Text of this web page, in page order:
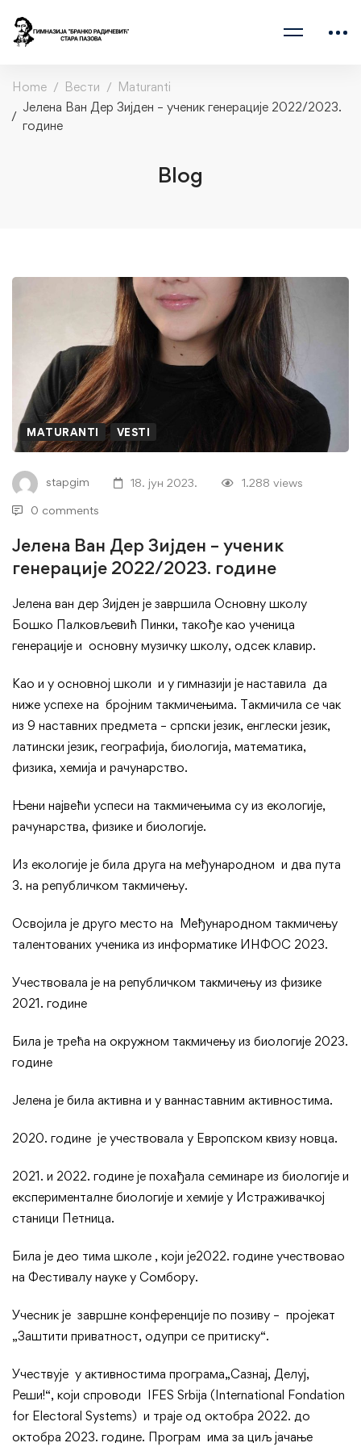
Home Вести
Maturanti
Јелена Ван Дер Зијден – ученик генерације 2022/2023.
године
Blog
Дер
Зијден
–
ученик
генерације
2022/2023.
године
MATURANTI VESTI
stapgim 18. јун 2023. 1.288 views
0 comments
Јелена Ван Дер Зијден – ученик
генерације 2022/2023. године
Јелена ван дер Зијден је завршила Основну школу
Бошко Палковљевић Пинки, такође као ученица
генерације и основну музичку школу, одсек клавир.
Као и у основној школи и у гимназији је наставила да
ниже успехе на бројним такмичењима. Такмичила се чак
из 9 наставних предмета – српски језик, енглески језик,
латински језик, географија, биологија, математика,
физика, хемија и рачунарство.
Њени највећи успеси на такмичењима су из екологије,
рачунарства, физике и биологије.
Из екологије је била друга на међународном и два пута
3. на републичком такмичењу.
Освојила је друго место на Међународном такмичењу
талентованих ученика из информатике ИНФОС 2023.
Учествовала је на републичком такмичењу из физике
2021. године
Била је трећа на окружном такмичењу из биологије 2023.
године
Јелена је била активна и у ваннаставним активностима.
2020. године је учествовала у Европском квизу новца.
2021. и 2022. године је похађала семинаре из биологије и
експерименталне биологије и хемије у Истраживачкој
станици Петница.
Била је део тима школе , који је2022. године учествовао
на Фестивалу науке у Сомбору.
Учесник је завршне конференције по позиву – пројекат
„Заштити приватност, одупри се притиску“.
Учествује у активностима програма„Сазнај, Делуј,
Реши!“, који спроводи IFES Srbija (International Fondation
for Electoral Systems) и траје од октобра 2022. до
октобра 2023. године. Програм има за циљ јачање